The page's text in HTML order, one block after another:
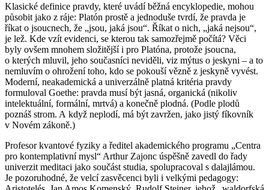
Klasické definice pravdy, které uvádí běžná encyklopedie, mohou
působit jako z ráje: Platón prostě a jednoduše tvrdí, že pravda je
říkat o jsoucnech, že „jsou, jaká jsou“. Říkat o nich, „jaká nejsou“,
je lež. Kde vzít evidenci, se kterou tak samozřejmě počítá? Věci
byly ovšem mnohem složitější i pro Platóna, protože jsoucna,
o kterých mluvil, jeho současníci neviděli, viz mýtus o jeskyni – a to
nemluvím o ohrožení toho, kdo se pokouší vězně z jeskyně vyvést.
Moderní, neakademická a univerzálně platná kritéria pravdy
formuloval Goethe: pravda musí být jasná, organická (nikoliv
intelektuální, formální, mrtvá) a konečně plodná. (Podle plodů
poznáš strom. A když neplodí, má být zavržen, jako jistý fíkovník
v Novém zákoně.)
Profesor kvantové fyziky a ředitel akademického programu „Centra
pro kontemplativní mysl“ Arthur Zajonc úspěšně zavedl do řady
univerzit meditaci jako součást studia, spolupracoval s dalajlámou.
Je pozoruhodné, že velcí zasvěcenci byli i velkými pedagogy: